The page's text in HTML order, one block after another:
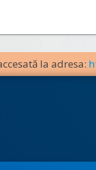
la adresa: